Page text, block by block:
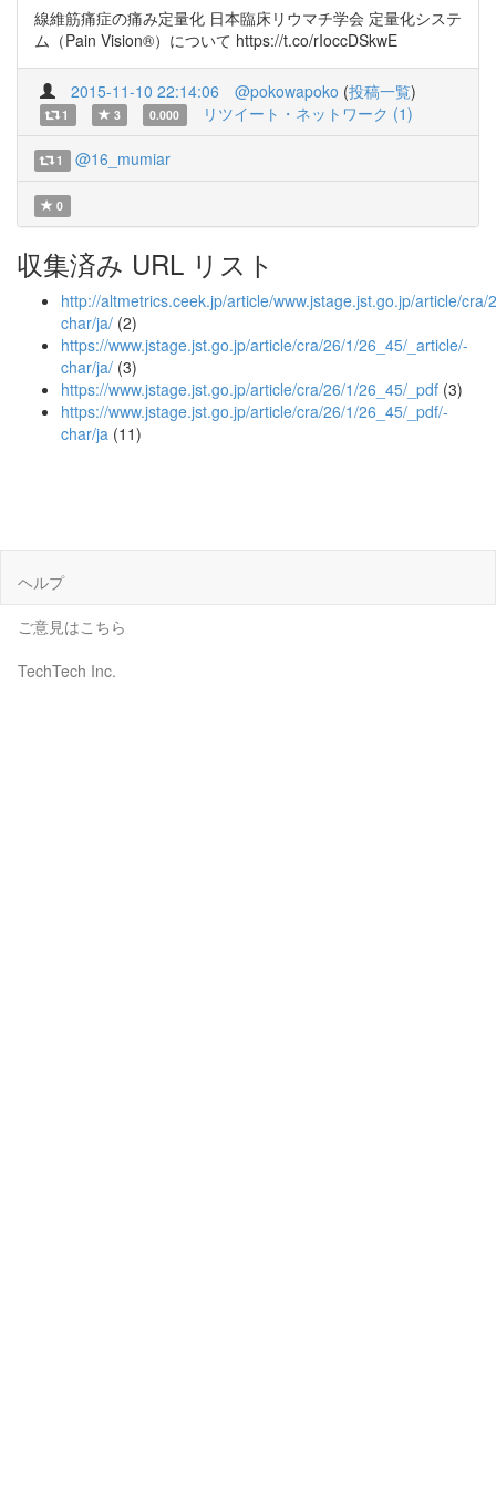
線維筋痛症の痛み定量化 日本臨床リウマチ学会 定量化システ
ム（Pain Vision®）について https://t.co/rIoccDSkwE
2015-11-10 22:14:06 @pokowapoko (投稿一覧)
1 3 0.000 リツイート・ネットワーク (1)
1 @16_mumiar
0
収集済み URL リスト
http://altmetrics.ceek.jp/article/www.jstage.jst.go.jp/article/
char/ja/ (2)
https://www.jstage.jst.go.jp/article/cra/26/1/26_45/_article/-
char/ja/ (3)
https://www.jstage.jst.go.jp/article/cra/26/1/26_45/_pdf (3)
https://www.jstage.jst.go.jp/article/cra/26/1/26_45/_pdf/-
char/ja (11)
ヘルプ
ご意見はこちら
TechTech Inc.